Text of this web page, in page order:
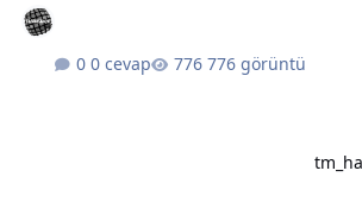
0 cevap 776 görüntü